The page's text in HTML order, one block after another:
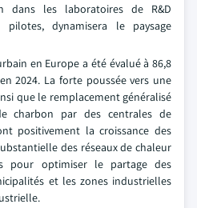
dans les laboratoires de R&D
dynamisera le paysage
en Europe a été évalué à 86,8
2024. La forte poussée vers une
que le remplacement généralisé
charbon par des centrales de
positivement la croissance des
des réseaux de chaleur
pour optimiser le partage des
et les zones industrielles